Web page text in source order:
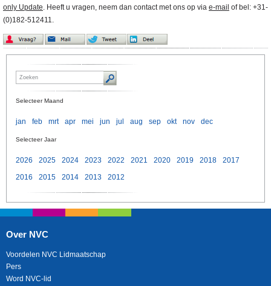
only Update. Heeft u vragen, neem dan contact met ons op via e-mail of bel: +31-
(0)182-512411.
Selecteer Maand
jan feb mrt apr mei jun jul aug sep okt nov dec
Selecteer Jaar
2026 2025 2024 2023 2022 2021 2020 2019 2018
2017
2016
2015 2014 2013 2012
Over NVC
Voordelen NVC Lidmaatschap
Pers
Word NVC-lid